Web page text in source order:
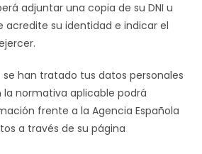
adjuntar una copia de su DNI u
su identidad e indicar el
se han tratado tus datos personales
normativa aplicable podrá
frente a la Agencia Española
a través de su página